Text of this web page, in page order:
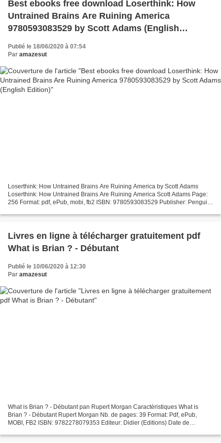
Best ebooks free download Loserthink: How
Untrained Brains Are Ruining America
9780593083529 by Scott Adams (English
Publié le 18/06/2020 à 07:54
Par amazesut
Loserthink: How Untrained Brains Are Ruining America by Scott Adams
Loserthink: How Untrained Brains Are Ruining America Scott Adams Page:
256 Format: pdf, ePub, mobi, fb2 ISBN: 9780593083529 Publisher: Penguin
Livres en ligne à télécharger gratuitement pdf
What is Brian ? - Débutant
Publié le 10/06/2020 à 12:30
Par amazesut
What is Brian ? - Débutant pan Rupert Morgan Caractéristiques What is
Brian ? - Débutant Rupert Morgan Nb. de pages: 39 Format: Pdf, ePub,
MOBI, FB2 ISBN: 9782278079353 Editeur: Didier (Editions) Date de